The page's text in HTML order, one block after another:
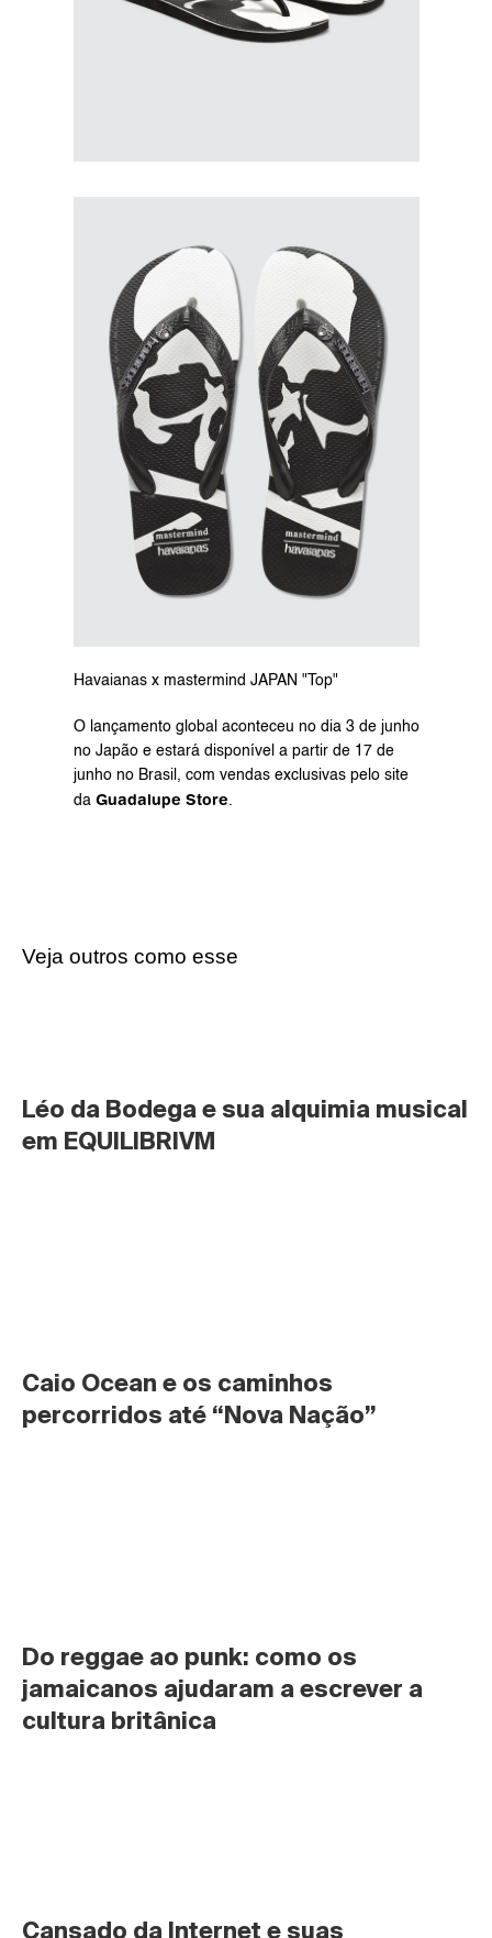
Havaianas x mastermind JAPAN "Top"
O lançamento global aconteceu no dia 3 de junho
no Japão e estará disponível a partir de 17 de
junho no Brasil, com vendas exclusivas pelo
site
da Guadalupe Store.
Veja outros como esse
Léo da Bodega e sua alquimia musical
em EQUILIBRIVM
Caio Ocean e os caminhos
percorridos até “Nova Nação”
Do reggae ao punk: como os
jamaicanos ajudaram a escrever a
cultura britânica
Cansado da Internet e suas